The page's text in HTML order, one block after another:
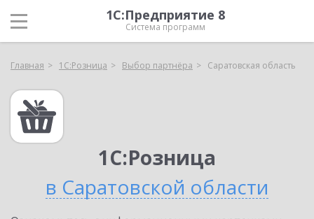
1С:Предприятие 8
Система программ
Главная 1С:Розница Выбор партнёра Саратовская область
1С:Розница
в Саратовской области